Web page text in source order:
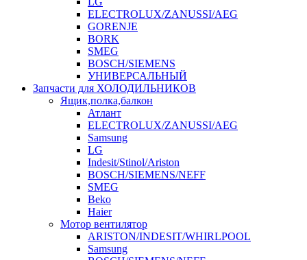
ELECTROLUX/ZANUSSI/AEG
GORENJE
BORK
SMEG
BOSCH/SIEMENS
УНИВЕРСАЛЬНЫЙ
Запчасти для ХОЛОДИЛЬНИКОВ
Ящик,полка,балкон
Атлант
ELECTROLUX/ZANUSSI/AEG
Samsung
LG
Indesit/Stinol/Ariston
BOSCH/SIEMENS/NEFF
SMEG
Beko
Haier
Мотор вентилятор
ARISTON/INDESIT/WHIRLPOOL
Samsung